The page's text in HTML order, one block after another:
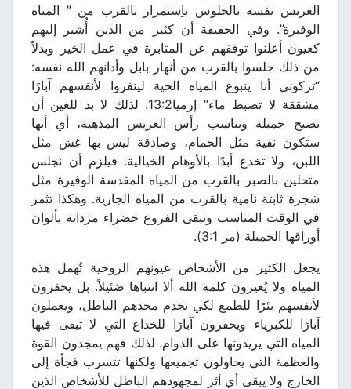
العريس نفسه بالجلوس باِستمرار بالقرب من ” المياه
الوفيرة”. وفي الحقيقة أن كثير من الذين أُشير إليهم
كعيون أعلنوا توقفهم عن المثابرة في عمل الخير وبدلاً
من ذلك جلسوا بالقرب من أنهار بابل وأدانهم الله نفسه:
“تركوني أنا ينبوع المياه الحية لينفروا لأنفسهم آبارًا
مشققة لا تضبط ماء” إرميا13:2. لذلك لا بد للعين أن
تصبح جميلة وتناسب رأس العريس المذهبة، أي أنها
ستكون نقية مثل الحمام، وصادقة ليس بها غش مثل
اللبن، ولا تخدع أبدًا بالأوهام الخيالية. فيلزم أن نجلس
متحلين بالصبر بالقرب من المياه المقدسة الوفيرة مثل
شجرة ثابتة نامية بالقرب من المياه الجارية. وهكذا تثمر
في الوقت المناسب وتبقى الفروع خضراء مزدانة بألوان
أوراقها الجميلة (مز 3:1).
يجعل الكثير من الأشخاص عيونهم الروحية تُهمل هذه
المياه ولا يُعيرون كلمة الله ألا انتباها ضئيلاً. بل يحفرون
لأنفسهم بئرًا للطمع لكي تخدم مجدهم الباطل، ويعملون
آبارًا للكبرياء ويحفرون آبارًا للخداع التي لا تبقى فيها
المياه التي يريدونها على الدوام. لذلك فهم يمجدون القوة
والعظمة التي يحاولون تجميعها ولكنها تتسرب فجأة إلى
الخارج ولا يبقى أي أثر لمجهودهم الباطل للأشخاص الذين